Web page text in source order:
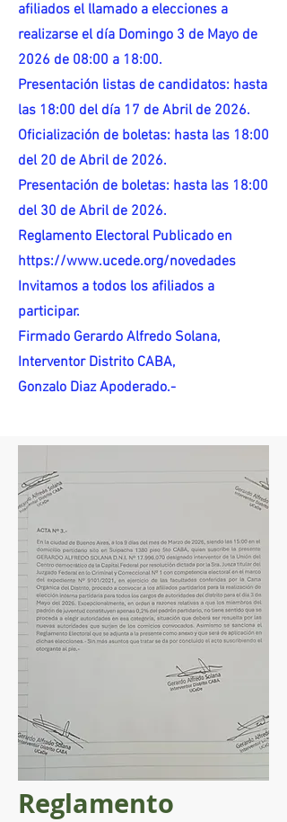
afiliados el llamado a elecciones a
realizarse el día Domingo 3 de Mayo de
2026 de 08:00 a 18:00.
Presentación listas de candidatos: hasta
las 18:00 del día 17 de Abril de 2026.
Oficialización de boletas: hasta las 18:00
del 20 de Abril de 2026.
Presentación de boletas: hasta las 18:00
del 30 de Abril de 2026.
Reglamento Electoral Publicado en
https://www.ucede.org/novedades
Invitamos a todos los afiliados a
participar.
Firmado Gerardo Alfredo Solana,
Interventor Distrito CABA,
Gonzalo Diaz Apoderado.-
Reglamento